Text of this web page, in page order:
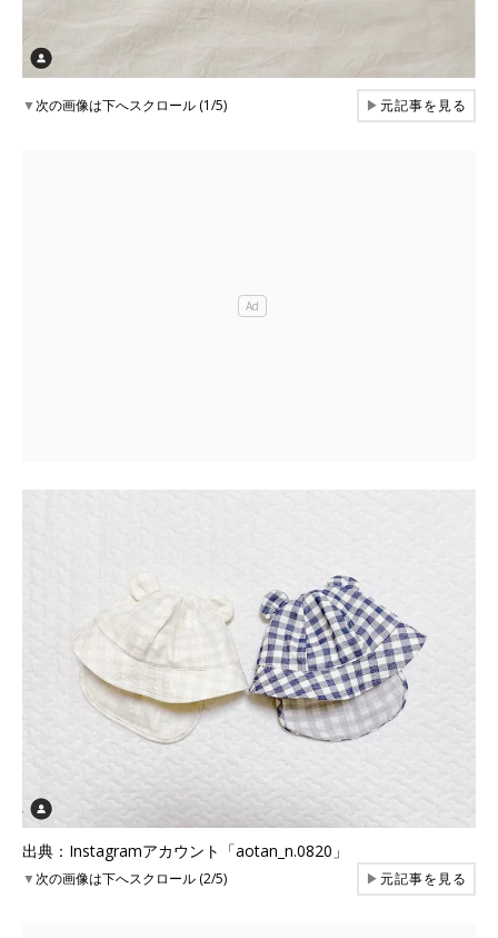
▼次の画像は下へスクロール (1/5) ▶元記事を見る
出典：Instagramアカウント「aotan_n.0820」
▼次の画像は下へスクロール (2/5) ▶元記事を見る